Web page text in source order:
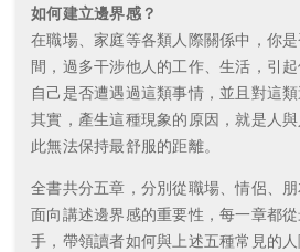
如何建立邊界感？
在職場、家庭等各類人際關係中，你
間，過多干涉他人的工作、生活，引
自己是否遭遇過這類事情，並且對這
其實，產生這種現象的原因，就是人
此無法保持最舒服的距離。
全書共分五章，分別從職場、情侶、
面向講述邊界感的重要性，每一章都
手，帶領讀者如何與上述五種常見的